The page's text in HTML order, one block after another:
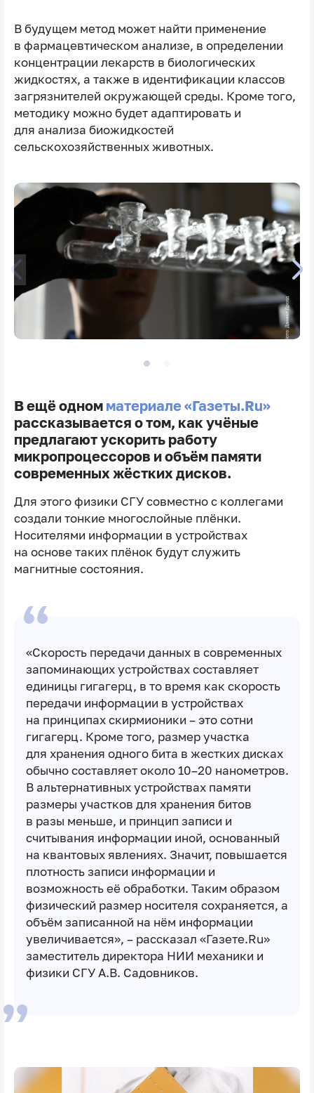
В будущем метод может найти применение
в фармацевтическом анализе, в определении
концентрации лекарств в биологических
жидкостях, а также в идентификации классов
загрязнителей окружающей среды. Кроме того,
методику можно будет адаптировать и
для анализа биожидкостей
сельскохозяйственных животных.
В ещё одном материале «Газеты.Ru»
рассказывается о том, как учёные
предлагают ускорить работу
микропроцессоров и объём памяти
современных жёстких дисков.
Для этого физики СГУ совместно с коллегами
создали тонкие многослойные плёнки.
Носителями информации в устройствах
на основе таких плёнок будут служить
магнитные состояния.
«Скорость передачи данных в современных
запоминающих устройствах составляет
единицы гигагерц, в то время как скорость
передачи информации в устройствах
на принципах скирмионики – это сотни
гигагерц. Кроме того, размер участка
для хранения одного бита в жестких дисках
обычно составляет около 10–20 нанометров.
В альтернативных устройствах памяти
размеры участков для хранения битов
в разы меньше, и принцип записи и
считывания информации иной, основанный
на квантовых явлениях. Значит, повышается
плотность записи информации и
возможность её обработки. Таким образом
физический размер носителя сохраняется, а
объём записанной на нём информации
увеличивается», – рассказал «Газете.Ru»
заместитель директора НИИ механики и
физики СГУ А.В. Садовников.